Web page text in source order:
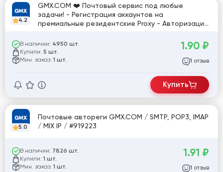
4.2
GMX.COM ❤️ Почтовый сервис под любые
задачи! - Регистрация аккаунтов на
премиальные резидентские Proxy - Авторизация
использование! - Формат: Login;Pass ❤️ [821061]
В наличии: 4950 шт.
Купили: 5 шт.
Мин. заказ: 1 шт.
1.90 ₽
1 отзыв
Купить
5.0
Почтовые автореги GMX.COM / SMTP, POP3, IMAP
/ MIX IP / #919223
В наличии: 7826 шт.
Купили: 1 шт.
Мин. заказ: 1 шт.
1.91 ₽
1 отзыв